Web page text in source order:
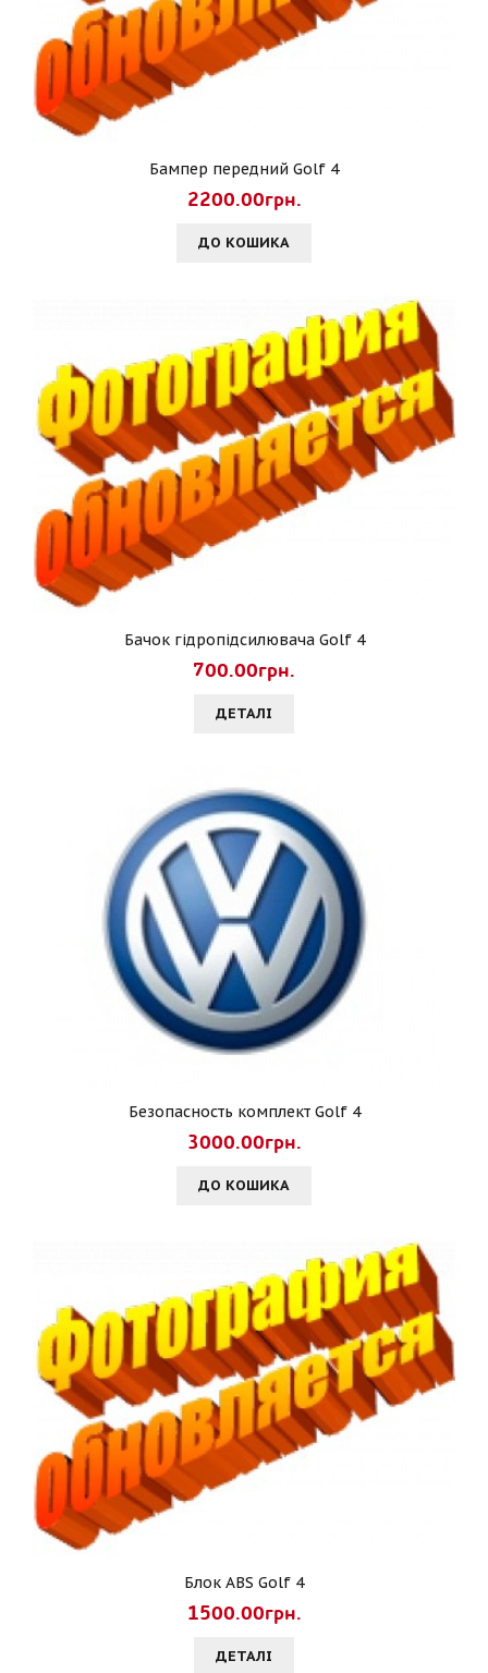
Бампер передний Golf 4
2200.00грн.
ДО КОШИКА
Бачок гідропідсилювача Golf 4
700.00грн.
ДЕТАЛI
Безопасность комплект Golf 4
3000.00грн.
ДО КОШИКА
Блок ABS Golf 4
1500.00грн.
ДЕТАЛI